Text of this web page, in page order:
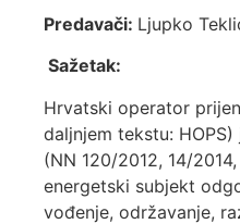
Predavači: Ljupko
Sažetak:
Hrvatski operator
daljnjem tekstu:
(NN 120/2012, 14/
energetski subjekt
vođenje, održavanje,